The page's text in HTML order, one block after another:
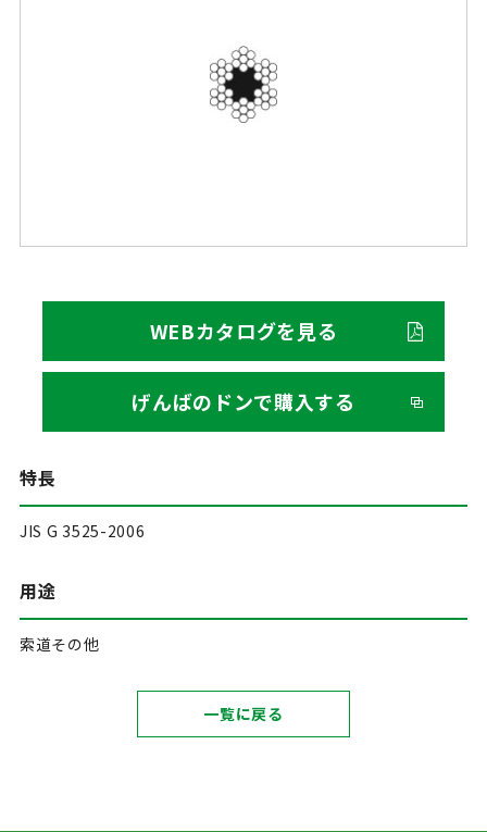
WEBカタログを見る
げんばのドンで購入する
特長
JIS G 3525-2006
用途
索道その他
一覧に戻る